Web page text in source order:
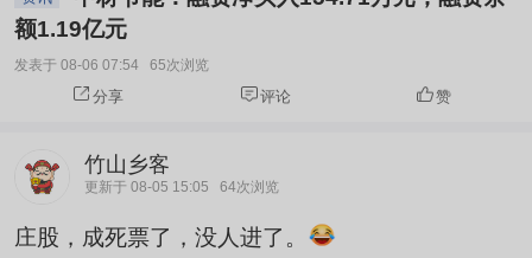
额1.19亿元
发表于 08-06 07:54 65次浏览
分享 评论 赞
竹山乡客
更新于 08-05 15:05 64次浏览
庄股，成死票了，没人进了。